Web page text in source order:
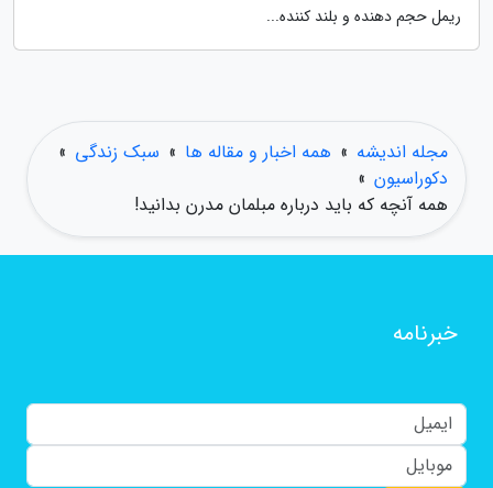
ریمل حجم دهنده و بلند کننده...
مجله اندیشه » همه اخبار و مقاله ها » سبک زندگی »
دکوراسیون »
همه آنچه که باید درباره مبلمان مدرن بدانید!
خبرنامه